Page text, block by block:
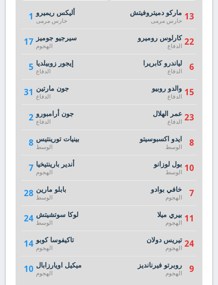
1 أليكس ريميرو
حارس مرمى
17 سيرجيو جوميز
الهجوم
5 إيجور زوبيلديا
الدفاع
31 جون مارتين
الدفاع
2 جون أرامبورو
الدفاع
8 بينيات تورينتيس
الوسط
7 أندير بارينتيخيا
الهجوم
28 بابلو مارين
الوسط
24 لوكا سوتشيتش
الوسط
14 تاكيفوسا كوبو
الهجوم
10 ميكيل اويارزابال
الهجوم
13 ماركو دميتروفيتش
حارس مرمى
22 كارلوس روميرو
الدفاع
6 لياندرو كابريرا
الدفاع
15 والدو روبيو
الدفاع
23 عمر الهلال
الدفاع
8 ايدو اكسبوسيتو
الوسط
10 بول لوزانو
الوسط
7 خافي بوادو
الهجوم
11 بيري ميلا
الهجوم
24 تيريس دولان
الهجوم
9 روبرتو فيرنانديز
الهجوم